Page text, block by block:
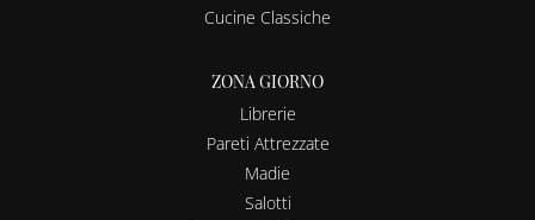
Cucine Classiche
ZONA GIORNO
Librerie
Pareti Attrezzate
Madie
Salotti